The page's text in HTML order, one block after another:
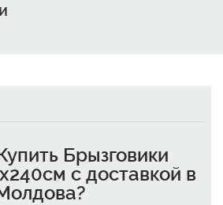
Брызговики
с доставкой в
?